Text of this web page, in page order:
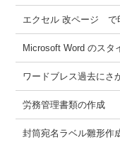
エクセル 改ページ で
Microsoft Word のスタ
ワードブレス過去にさ
労務管理書類の作成
封筒宛名ラベル雛形作